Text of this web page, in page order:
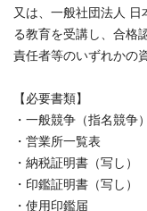
又は、一般社団法人
る教育を受講し、合格
責任者等のいずれかの
【必要書類】
・一般競争（指名競争
・営業所一覧表
・納税証明書（写し）
・印鑑証明書（写し）
・使用印鑑届